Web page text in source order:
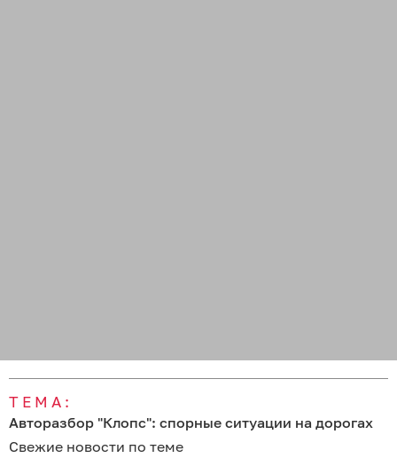
ТЕМА:
Авторазбор "Клопс": спорные ситуации на дорогах
Свежие новости по теме